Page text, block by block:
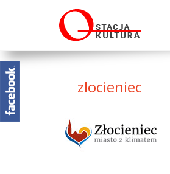
zlocieniec